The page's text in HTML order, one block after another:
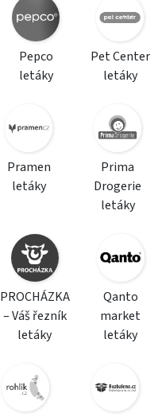
Pepco
letáky
Pet Center
letáky
Pramen
letáky
Prima
Drogerie
letáky
PROCHÁZKA
– Váš řezník
letáky
Qanto
market
letáky